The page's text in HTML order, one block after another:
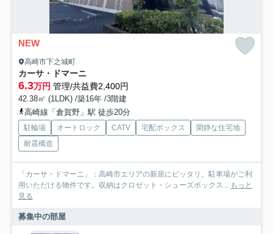
NEW
高崎市下之城町
カーサ・ドマーニ
6.3万円 管理/共益費2,400円
42.38㎡ (1LDK) /築16年 /3階建
高崎線「倉賀野」駅 徒歩20分
駐輪場 オートロック CATV 宅配ボックス
閑静な住宅地
耐震構造
「カーサ・ドマーニ」：高崎市エリアの新居にピッタリ。駐車場がご利
用いただける物件です。収納はクロゼット・シューズボックス... もっと
見る
募集中の部屋